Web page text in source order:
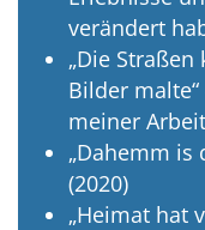
verändert
„Die
Bilder
meiner
„Dahemm is
(2020)
„Heimat hat